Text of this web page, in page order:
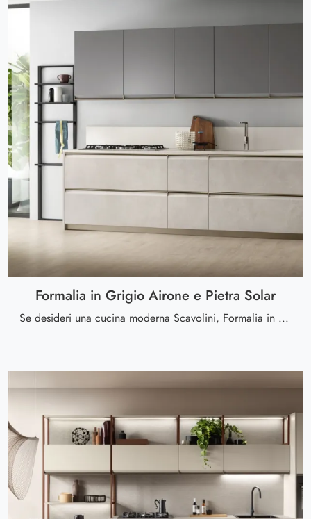
Formalia in Grigio Airone e Pietra Solar
Se desideri una cucina moderna Scavolini, Formalia in Grigio Airone e Pietra Solar in laccato opaco ti aspetta nel nostro negozio di Cucine Moderne ...